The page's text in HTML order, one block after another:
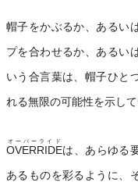
帽子をかぶるか、あるい
プを合わせるか、あるい
いう合言葉は、帽子ひと
れる無限の可能性を示して
OVERRIDE
オーバーライド
は、あらゆる
あるものを彩るように、